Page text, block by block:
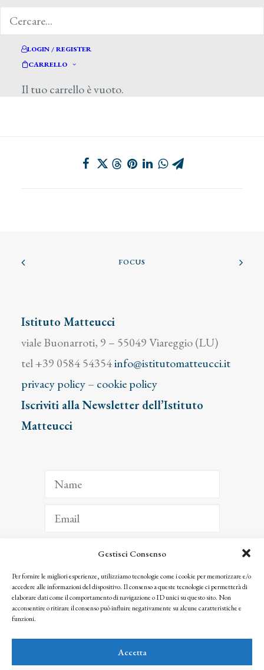
Gestisci Consenso
Per fornire le migliori esperienze, utilizziamo tecnologie come i cookie per memorizzare e/o
accedere alle informazioni del dispositivo. Il consenso a queste tecnologie ci permetterà di
elaborare dati come il comportamento di navigazione o ID unici su questo sito. Non
acconsentire o ritirare il consenso può influire negativamente su alcune caratteristiche e
funzioni.
Accetta
LOGIN / REGISTER
CARRELLO
Il tuo carrello è vuoto.
FOCUS
Istituto Matteucci
viale Buonarroti, 9 – 55049 Viareggio (LU)
tel +39 0584 54354info@istitutomatteucci.it
privacy policy– cookie policy
Iscriviti alla Newsletter dell’Istituto
Matteucci
ISCRIVITI
Facendo clic per iscriverti, riconosci che le tue informazioni saranno trattate
seguendo la nostra Privacy Policy
© 2025 Istituto Matteucci. All right reserved
l’autorizzazione scritta dei proprietari dei diritti e dell’Istituto Matteucci